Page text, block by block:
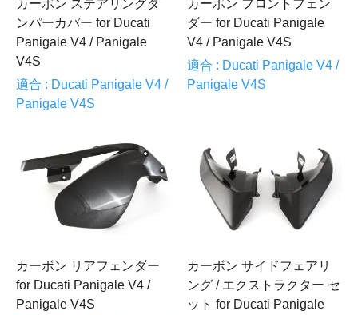
カーボン ステアリングダ
ンパーカバー for Ducati
Panigale V4 / Panigale
V4S
適合 : Ducati Panigale V4 /
Panigale V4S
カーボン フロントフェン
ダー for Ducati Panigale
V4 / Panigale V4S
適合 : Ducati Panigale V4 /
Panigale V4S
カーボン リアフェンダー
for Ducati Panigale V4 /
Panigale V4S
カーボン サイドフェアリ
ング / エクストラクター セ
ット for Ducati Panigale